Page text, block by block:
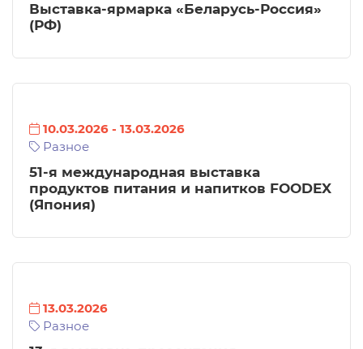
Выставка-ярмарка «Беларусь-Россия»
(РФ)
10.03.2026 - 13.03.2026
Разное
51-я международная выставка
продуктов питания и напитков FOODEX
(Япония)
13.03.2026
Разное